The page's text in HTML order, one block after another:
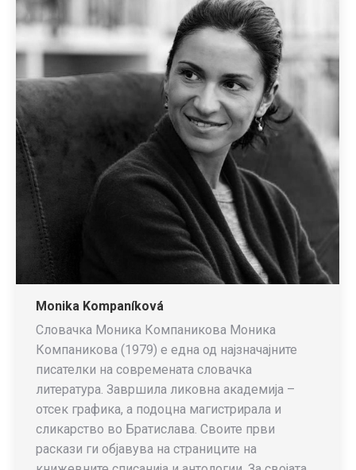
Monika Kompaníková
Словачка Моника Компаникова Моника
Компаникова (1979) е една од најзначајните
писателки на современата словачка
литература. Завршила ликовна академија –
отсек графика, а подоцна магистрирала и
сликарство во Братислава. Своите први
раскази ги објавува на страниците на